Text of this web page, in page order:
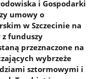
i Gospodarki
umowy o
w Szczecinie na
z funduszy
przeznaczone na
wybrzeże
sztormowymi i